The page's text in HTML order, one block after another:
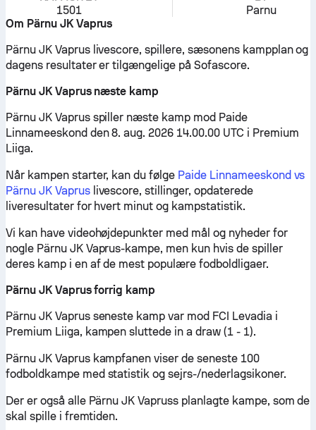
1501
Parnu
Om Pärnu JK Vaprus
Pärnu JK Vaprus livescore, spillere, sæsonens kampplan og
dagens resultater er tilgængelige på Sofascore.
Pärnu JK Vaprus næste kamp
Pärnu JK Vaprus spiller næste kamp mod Paide
Linnameeskond den 8. aug. 2026 14.00.00 UTC i Premium
Liiga.
Når kampen starter, kan du følge Paide Linnameeskond vs
Pärnu JK Vapruslivescore, stillinger, opdaterede
liveresultater for hvert minut og kampstatistik.
Vi kan have videohøjdepunkter med mål og nyheder for
nogle Pärnu JK Vaprus-kampe, men kun hvis de spiller
deres kamp i en af de mest populære fodboldligaer.
Pärnu JK Vaprus forrig kamp
Pärnu JK Vaprus seneste kamp var mod FCI Levadia i
Premium Liiga, kampen sluttede in a draw (1 - 1).
Pärnu JK Vaprus kampfanen viser de seneste 100
fodboldkampe med statistik og sejrs-/nederlagsikoner.
Der er også alle Pärnu JK Vapruss planlagte kampe, som de
skal spille i fremtiden.